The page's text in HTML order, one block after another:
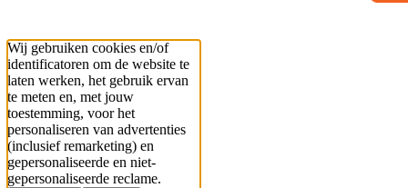
Wij gebruiken cookies en/of
identificatoren om de website te
laten werken, het gebruik ervan
te meten en, met jouw
toestemming, voor het
personaliseren van advertenties
(inclusief remarketing) en
gepersonaliseerde en niet-
gepersonaliseerde reclame.